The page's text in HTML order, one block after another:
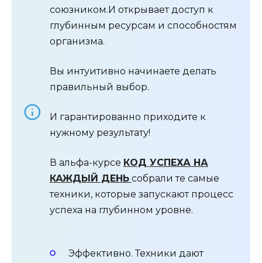
союзником.И открывает доступ к
глубинным ресурсам и способностям
организма.
Вы интуитивно начинаете делать
правильный выбор.
И гарантированно приходите к
нужному результату!
В альфа-курсе КОД УСПЕХА НА
КАЖДЫЙ ДЕНЬ собрали те самые
техники, которые запускают процесс
успеха на глубинном уровне.
Эффективно. Техники дают